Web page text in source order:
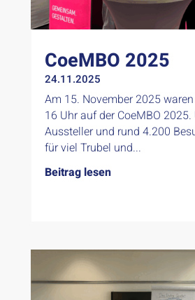
CoeMBO 2025
24.11.2025
Am 15. November 2025
16 Uhr auf der CoeMBO 2025.
Aussteller und rund 4.200
für viel Trubel und...
Beitrag lesen